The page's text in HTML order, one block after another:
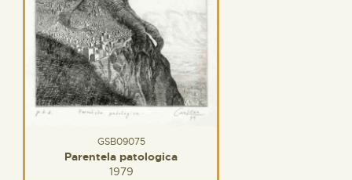
GSB09075
Parentela patologica
1979